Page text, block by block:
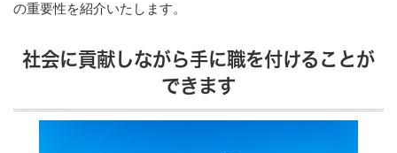
の重要性を紹介いたします。
社会に貢献しながら手に職を付けることが
できます